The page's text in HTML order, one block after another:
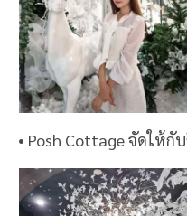
• Posh Cottage จัดให้กั